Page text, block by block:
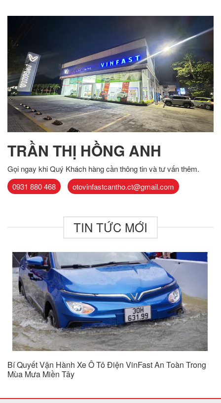
TRẦN THỊ HỒNG ANH
Gọi ngay khi Quý Khách hàng cần thông tin và tư vấn thêm.
0931 880 468
otovinfastcantho.ct@gmail.com
TIN TỨC MỚI
Pin LFP Trên Ô Tô Điện VinFast: Công Nghệ Pin An Toàn,
Bền Bỉ